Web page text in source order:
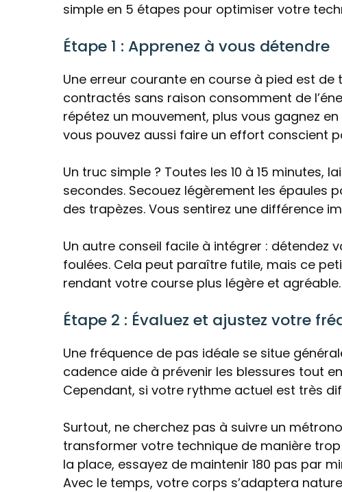
simple en 5 étapes pour optimiser votre
Étape 1 : Apprenez à vous détendre
Une erreur courante en course à pied est
contractés sans raison consomment de
répétez un mouvement, plus vous gagnez
vous pouvez aussi faire un effort conscient
Un truc simple ? Toutes les 10 à 15 minutes,
secondes. Secouez légèrement les épaules
des trapèzes. Vous sentirez une différence
Un autre conseil facile à intégrer : détendez
foulées. Cela peut paraître futile, mais ce
rendant votre course plus légère et agréable.
Étape 2 : Évaluez et ajustez votre
Une fréquence de pas idéale se situe
cadence aide à prévenir les blessures tout
Cependant, si votre rythme actuel est très
Surtout, ne cherchez pas à suivre un
transformer votre technique de manière
la place, essayez de maintenir 180 pas par
Avec le temps, votre corps s’adaptera